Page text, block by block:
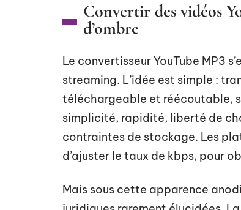
Convertir des vidéos
d’ombre
Le convertisseur YouTube MP3
streaming. L’idée est simple :
téléchargeable et réécoutable,
simplicité, rapidité, liberté de
contraintes de stockage. Les
d’ajuster le taux de kbps, pour
Mais sous cette apparence